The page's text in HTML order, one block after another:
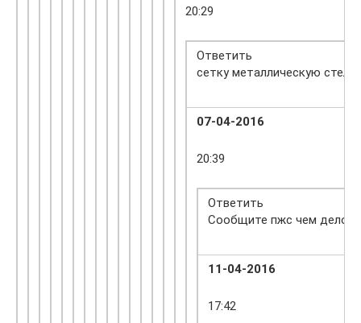
20:29
Ответить
сетку металлическую
07-04-2016
20:39
Ответить
Сообщите пжс чем дело
11-04-2016
17:42